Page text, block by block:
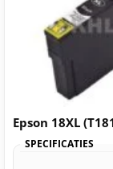
Epson 18XL
SPECIFICATIES